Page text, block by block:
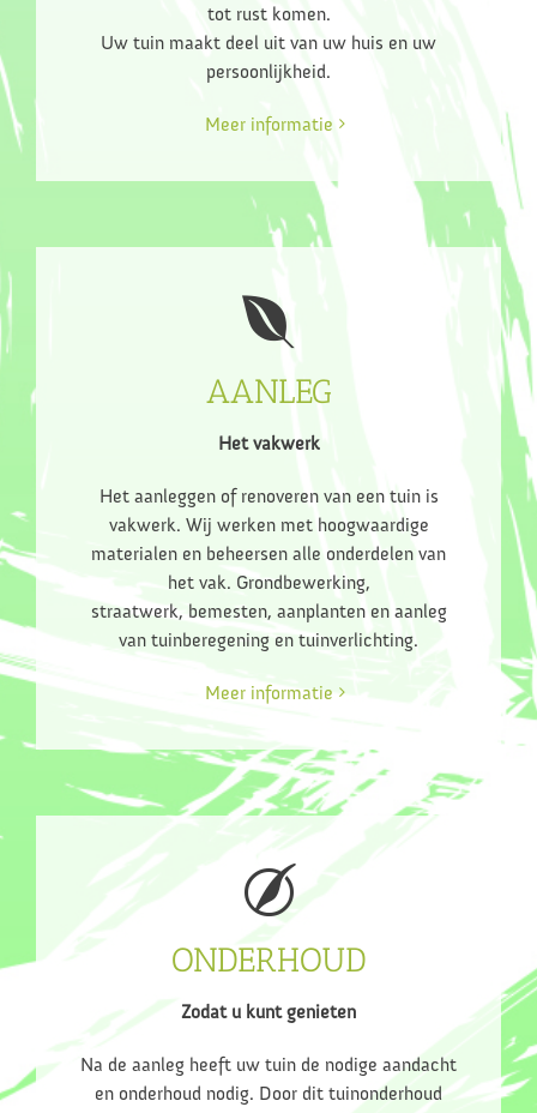
tot rust komen.
Uw tuin maakt deel uit van uw huis en uw
persoonlijkheid.
Meer informatie
AANLEG
Het vakwerk
Het aanleggen of renoveren van een tuin is
vakwerk. Wij werken met hoogwaardige
materialen en beheersen alle onderdelen van
het vak. Grondbewerking,
straatwerk, bemesten, aanplanten en aanleg
van tuinberegening en tuinverlichting.
Meer informatie
ONDERHOUD
Zodat u kunt genieten
Na de aanleg heeft uw tuin de nodige aandacht
en onderhoud nodig. Door dit tuinonderhoud